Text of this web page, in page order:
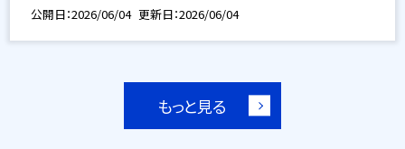
公開日 2026/06/04 更新日 2026/06/04
もっと見る